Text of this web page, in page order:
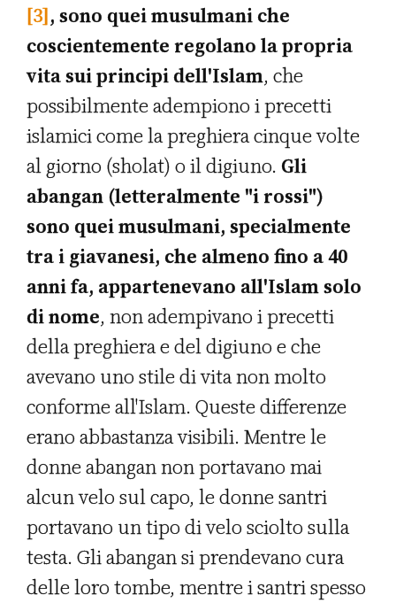
[3], sono quei musulmani che
coscientemente regolano la propria
vita sui principi dell'Islam, che
possibilmente adempiono i precetti
islamici come la preghiera cinque volte
al giorno (sholat) o il digiuno. Gli
abangan (letteralmente "i rossi")
sono quei musulmani, specialmente
tra i giavanesi, che almeno fino a 40
anni fa, appartenevano all'Islam solo
di nome, non adempivano i precetti
della preghiera e del digiuno e che
avevano uno stile di vita non molto
conforme all'Islam. Queste differenze
erano abbastanza visibili. Mentre le
donne abangan non portavano mai
alcun velo sul capo, le donne santri
portavano un tipo di velo sciolto sulla
testa. Gli abangan si prendevano cura
delle loro tombe, mentre i santri spesso